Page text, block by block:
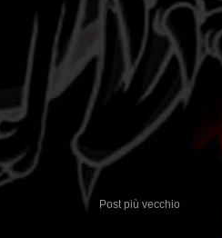
Post più vecchio